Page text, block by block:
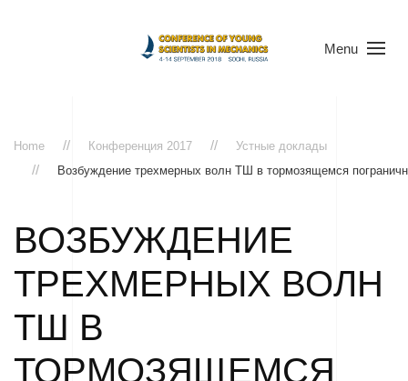
Menu
Home Конференция 2017
Устные доклады
Возбуждение трехмерных волн ТШ в тормозящемся
ВОЗБУЖДЕНИЕ
ТРЕХМЕРНЫХ ВОЛН
ТШ В
ТОРМОЗЯЩЕМСЯ